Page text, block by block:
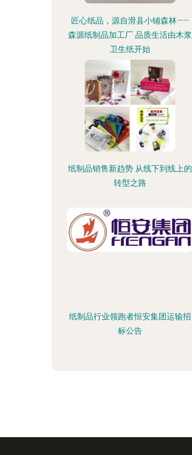
匠心纸品，源自滑县小铺森林——
森源纸制品加工厂 品质生活由木浆
卫生纸开始
纸制品销售新趋势 从线下到线上的
转型之路
纸制品行业领跑者恒安集团运输招
标公告